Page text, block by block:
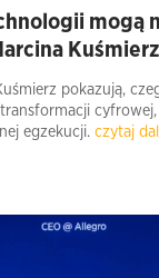
mogą
pokazują,
egzekucji. czytaj